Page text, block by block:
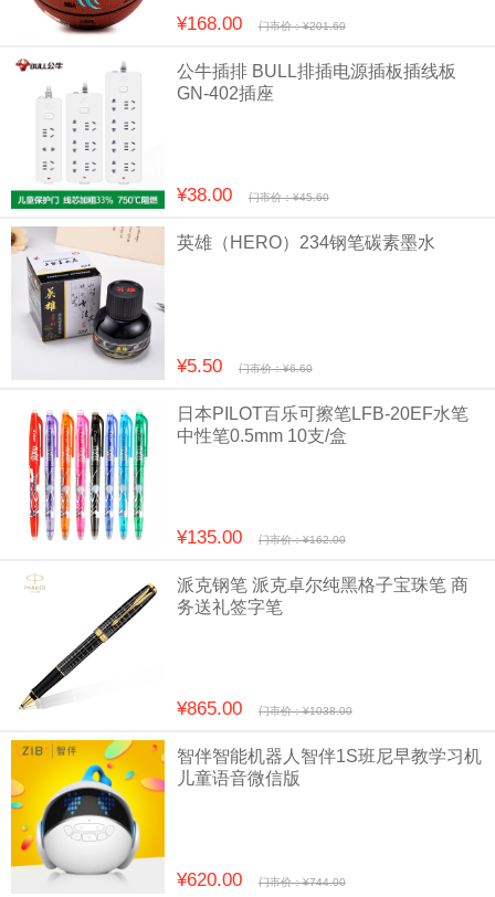
¥168.00 门市价：¥201.60
公牛插排 BULL排插电源插板插线板
GN-402插座
¥38.00 门市价：¥45.60
英雄（HERO）234钢笔碳素墨水
¥5.50 门市价：¥6.60
日本PILOT百乐可擦笔LFB-20EF水笔
中性笔0.5mm 10支/盒
¥135.00 门市价：¥162.00
派克钢笔 派克卓尔纯黑格子宝珠笔 商
务送礼签字笔
¥865.00 门市价：¥1038.00
智伴智能机器人智伴1S班尼早教学习机
儿童语音微信版
¥620.00 门市价：¥744.00